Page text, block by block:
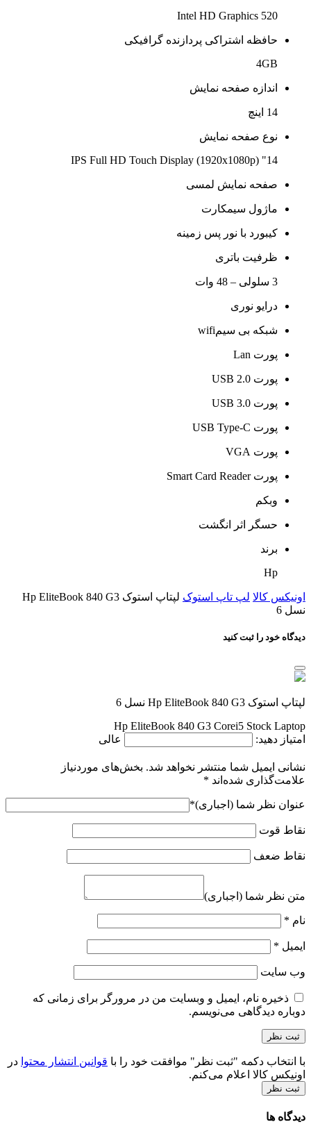
Intel HD Graphics 520
حافظه اشتراکی پردازنده گرافیکی
4GB
اندازه صفحه نمایش
14 اینچ
نوع صفحه نمایش
14" IPS Full HD Touch Display (1920x1080p)
صفحه نمایش لمسی
ماژول سیمکارت
کیبورد با نور پس زمینه
ظرفیت باتری
3 سلولی – 48 وات
درایو نوری
شبکه بی سیمwifi
پورت Lan
پورت USB 2.0
پورت USB 3.0
پورت USB Type-C
پورت VGA
پورت Smart Card Reader
وبکم
حسگر اثر انگشت
برند
Hp
اونیکس کالا لپ تاپ استوک
لپتاپ استوک Hp EliteBook 840 G3
نسل 6
دیدگاه خود را ثبت کنید
لپتاپ استوک Hp EliteBook 840 G3 نسل 6
Hp EliteBook 840 G3 Corei5 Stock Laptop
امتیاز دهید:
عالی
نشانی ایمیل شما منتشر نخواهد شد. بخش‌های موردنیاز
علامت‌گذاری شده‌اند *
عنوان نظر شما (اجباری)*
نقاط قوت
نقاط ضعف
متن نظر شما (اجباری)
نام *
ایمیل *
وب‌ سایت
ذخیره نام، ایمیل و وبسایت من در مرورگر برای زمانی که
دوباره دیدگاهی می‌نویسم.
با انتخاب دکمه "ثبت نظر" موافقت خود را با قوانین انتشار محتوا در
اونیکس کالا اعلام می‌کنم.
ثبت نظر
دیدگاه ها